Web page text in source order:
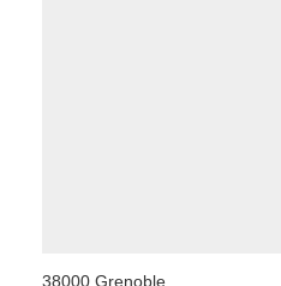
38000 Grenoble